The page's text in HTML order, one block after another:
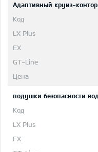
Адаптивный круиз-
подушки безопасности